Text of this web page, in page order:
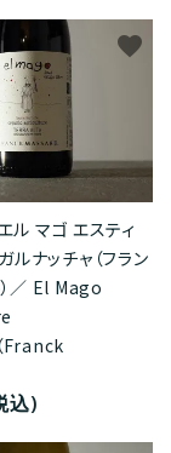
ル マゴ エスティ
ルナッチャ（フラン
／ El Mago
Franck
込)
favorite